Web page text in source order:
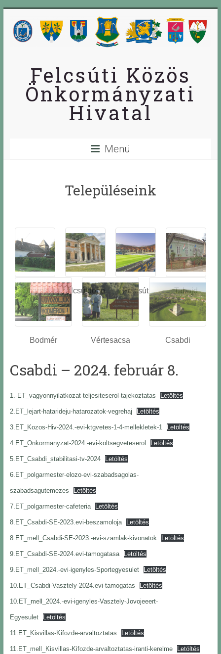
Felcsúti Közös
Önkormányzati
Hivatal
Menü
Településeink
Óbarok
Alcsútdobo
z
Felcsút Tabajd
Bodmér Vértesacsa Csabdi
Csabdi – 2024. február 8.
1.-ET_vagyonnyilatkozat-teljesiteserol-tajekoztatas Letöltés
2.ET_lejart-hatarideju-hatarozatok-vegrehaj Letöltés
3.ET_Kozos-Hiv-2024.-evi-ktgvetes-1-4-mellekletek-1 Letöltés
4.ET_Onkormanyzat-2024.-evi-koltsegveteserol Letöltés
5.ET_Csabdi_stabilitasi-tv-2024 Letöltés
6.ET_polgarmester-elozo-evi-szabadsagolas-
szabadsagutemezes Letöltés
7.ET_polgarmester-cafeteria Letöltés
8.ET_Csabdi-SE-2023.evi-beszamoloja Letöltés
8.ET_mell_Csabdi-SE-2023.-evi-szamlak-kivonatok Letöltés
9.ET_Csabdi-SE-2024.evi-tamogatasa Letöltés
9.ET_mell_2024.-evi-igenyles-Sportegyesulet Letöltés
10.ET_Csabdi-Vasztely-2024.evi-tamogatas Letöltés
10.ET_mell_2024.-evi-igenyles-Vasztely-Jovojeeert-
Egyesulet Letöltés
11.ET_Kisvillas-Kifozde-arvaltoztatas Letöltés
11.ET_mell_Kisvillas-Kifozde-arvaltoztatas-iranti-kerelme Letöltés